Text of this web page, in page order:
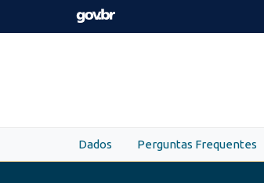
Skip to main content
Dados Perguntas Frequentes